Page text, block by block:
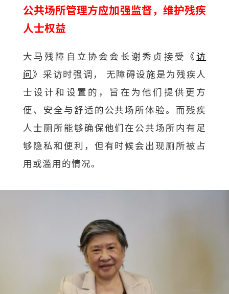
公共场所管理方应加强监督，维护残疾
人士权益
大马残障自立协会会长谢秀贞接受《访
问》采访时强调， 无障碍设施是为残疾人
士设计和设置的，旨在为他们提供更方
便、安全与舒适的公共场所体验。而残疾
人士厕所能够确保他们在公共场所内有足
够隐私和便利，但有时候会出现厕所被占
用或滥用的情况。